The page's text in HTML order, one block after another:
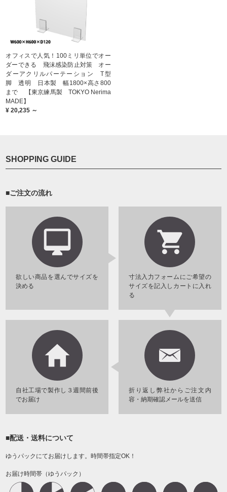
オフィスで人気！100ミリ単位でオー
ダーできる 飛沫感染防止対策 オー
ダーアクリルパーテーション T型
脚 透明 日本製 幅1800×高さ800
まで 【東京練馬製 TOKYO Nerima
MADE】
¥ 20,235 ～
SHOPPING GUIDE
■ご注文の流れ
欲しい商品を選んでサイズを
決める
寸法入力フォームにご希望の
サイズを記入しカートに入れ
る
折り返し弊社からご注文内
容・納期確認メールを送信
自社工場で製作し３週間前後
でお届け
■配送・送料について
ゆうパックにてお届けします。時間帯指定OK！
お届け時間帯（ゆうパック）